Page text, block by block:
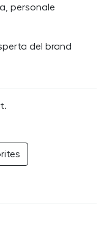
personale
del brand